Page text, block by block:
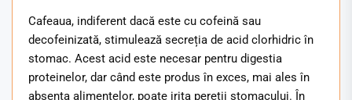
Cafeaua, indiferent dacă este cu cofeină sau
decofeinizată, stimulează secreția de acid clorhidric în
stomac. Acest acid este necesar pentru digestia
proteinelor, dar când este produs în exces, mai ales în
absența alimentelor, poate irita pereții stomacului. În